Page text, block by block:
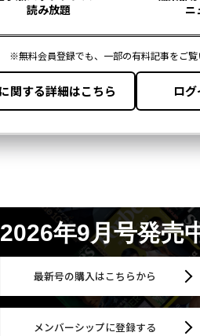
2026年9月号発売
最新号の購入はこちらから
メンバーシップに登録する